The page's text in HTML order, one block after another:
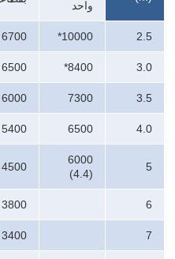
واحد
2.5
*10000
6700
3.0
*8400
6500
3.5
7300
6000
4.0
6500
5400
5
6000
(4.4)
4500
6
3800
7
3400